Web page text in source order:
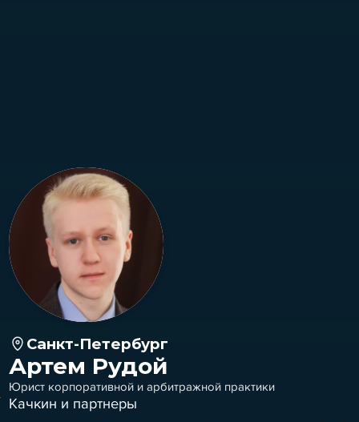
Санкт-Петербург
Артем Рудой
Юрист корпоративной и арбитражной практики
Качкин и партнеры